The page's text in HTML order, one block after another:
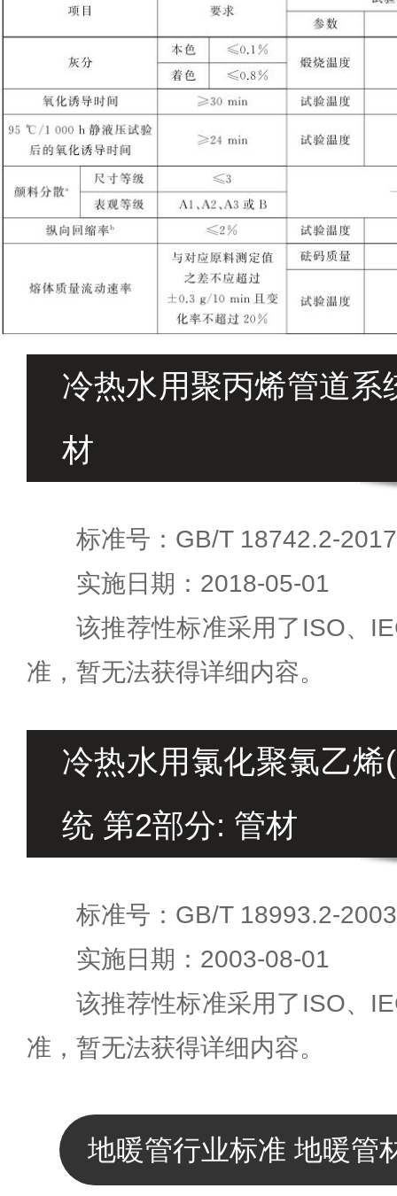
冷热水用聚丙烯管道系
材
标准号：GB/T 18742.2-2017
实施日期：2018-05-01
该推荐性标准采用了ISO、
准，暂无法获得详细内容。
冷热水用氯化聚氯乙烯
统 第2部分: 管材
标准号：GB/T 18993.2-2003
实施日期：2003-08-01
该推荐性标准采用了ISO、
准，暂无法获得详细内容。
地暖管行业标准 地暖管